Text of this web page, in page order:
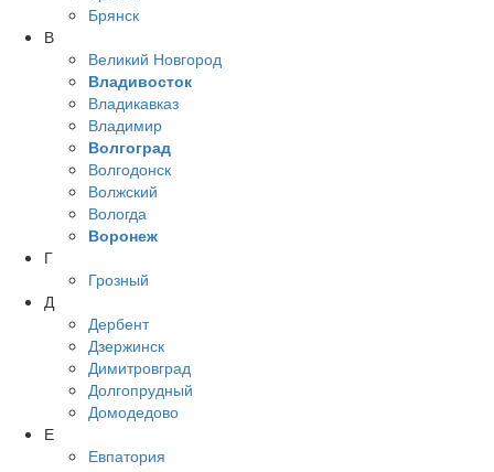
Брянск
В
Великий Новгород
Владивосток
Владикавказ
Владимир
Волгоград
Волгодонск
Волжский
Вологда
Воронеж
Г
Грозный
Д
Дербент
Дзержинск
Димитровград
Долгопрудный
Домодедово
Е
Евпатория